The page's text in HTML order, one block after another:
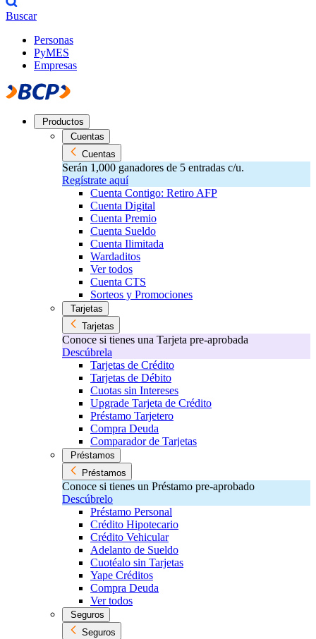
Buscar
Personas
PyMES
Empresas
Productos
Cuentas
Cuentas
Serán 1,000 ganadores de 5 entradas c/u.
Regístrate aquí
Cuenta Contigo: Retiro AFP
Cuenta Digital
Cuenta Premio
Cuenta Sueldo
Cuenta Ilimitada
Wardaditos
Ver todos
Cuenta CTS
Sorteos y Promociones
Tarjetas
Tarjetas
Conoce si tienes una Tarjeta pre-aprobada
Descúbrela
Tarjetas de Crédito
Tarjetas de Débito
Cuotas sin Intereses
Upgrade Tarjeta de Crédito
Préstamo Tarjetero
Compra Deuda
Comparador de Tarjetas
Préstamos
Préstamos
Conoce si tienes un Préstamo pre-aprobado
Descúbrelo
Préstamo Personal
Crédito Hipotecario
Crédito Vehicular
Adelanto de Sueldo
Cuotéalo sin Tarjetas
Yape Créditos
Compra Deuda
Ver todos
Seguros
Seguros